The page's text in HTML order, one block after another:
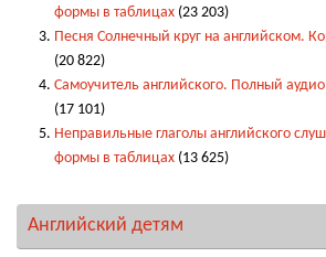
формы в таблицах (23 203)
Песня Солнечный круг на английском.
(20 822)
Самоучитель английского. Полный
(17 101)
Неправильные глаголы английского
формы в таблицах (13 625)
Английский детям